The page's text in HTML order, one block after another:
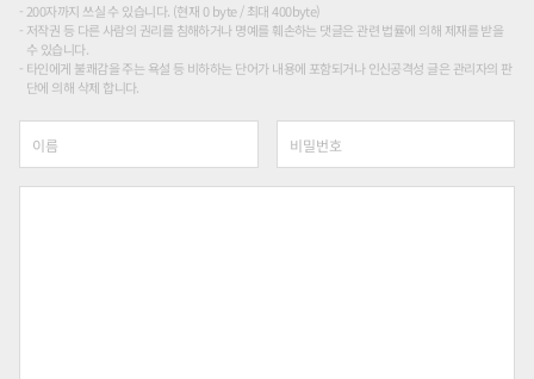
200자까지 쓰실 수 있습니다. (현재 0 byte / 최대 400byte)
저작권 등 다른 사람의 권리를 침해하거나 명예를 훼손하는 댓글은 관련 법률에 의해 제재를 받을
수 있습니다.
타인에게 불쾌감을 주는 욕설 등 비하하는 단어가 내용에 포함되거나 인신공격성 글은 관리자의 판
단에 의해 삭제 합니다.